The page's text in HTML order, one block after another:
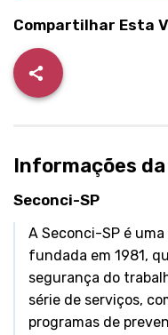
Compartilhar Esta
Informações
Seconci-SP
A Seconci-SP é
fundada em 1981,
segurança do
série de serviços,
programas de